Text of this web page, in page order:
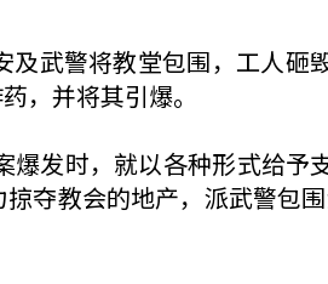
武警将教堂包围，工人砸
，并将其引爆。
发时，就以各种形式给
夺教会的地产，派武警包